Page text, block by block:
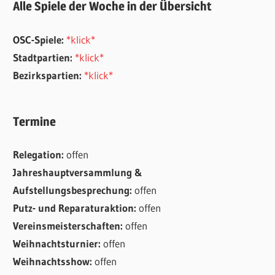
Alle Spiele der Woche in der Übersicht
OSC-Spiele: *klick*
Stadtpartien: *klick*
Bezirkspartien: *klick*
Termine
Relegation:offen
Jahreshauptversammlung &
Aufstellungsbesprechung:offen
Putz- und Reparaturaktion:offen
Vereinsmeisterschaften:offen
Weihnachtsturnier:offen
Weihnachtsshow:offen